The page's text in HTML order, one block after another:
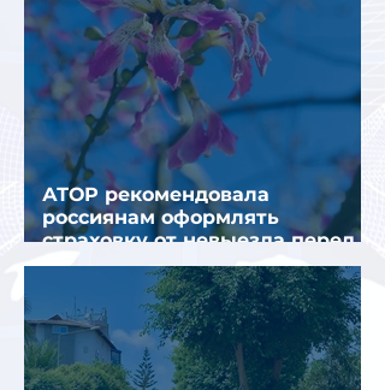
АТОР рекомендовала
россиянам оформлять
страховку от невыезда перед
поездкой в Грецию